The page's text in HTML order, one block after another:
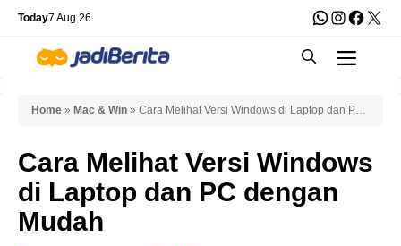
Skip
content
Today7 Aug 26 WhatsApp
X
Home » Mac & Win » Cara Melihat Versi Windows di Laptop dan PC
Cara Melihat Versi Windows
di Laptop dan PC dengan
Mudah